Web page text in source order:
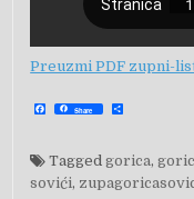
Preuzmi PDF zupni-
F
a
b
o
o
k
Share
e
Tagged gorica,
sovići,